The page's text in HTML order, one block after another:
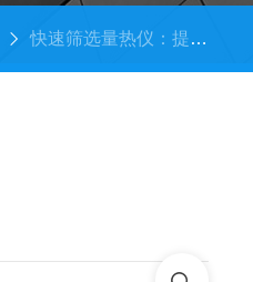
快速筛选量热仪：提高实验结果的可靠性